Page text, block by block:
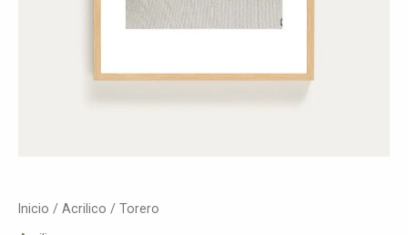
Inicio / Acrilico / Torero